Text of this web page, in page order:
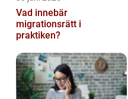
Vad innebär
migrationsrätt i
praktiken?